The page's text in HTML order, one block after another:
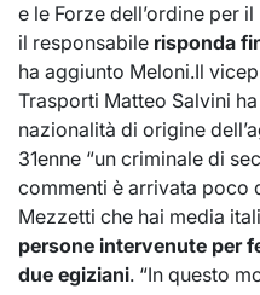
e le Forze dell’ordine per
il responsabile risponda
ha aggiunto Meloni.Il
Trasporti Matteo Salvini
nazionalità di origine
31enne “un criminale di
commenti è arrivata poco
Mezzetti che hai media
persone intervenute per
due egiziani. “In questo